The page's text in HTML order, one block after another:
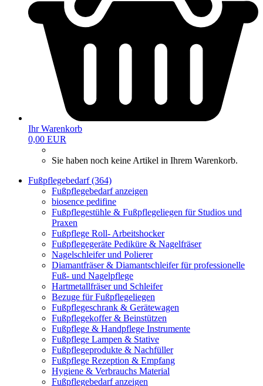
Ihr Warenkorb
0,00 EUR
Sie haben noch keine Artikel in Ihrem Warenkorb.
Fußpflegebedarf (364)
Fußpflegebedarf anzeigen
biosence pedifine
Fußpflegestühle & Fußpflegeliegen für Studios und
Praxen
Fußpflege Roll- Arbeitshocker
Fußpflegegeräte Pediküre & Nagelfräser
Nagelschleifer und Polierer
Diamantfräser & Diamantschleifer für professionelle
Fuß- und Nagelpflege
Hartmetallfräser und Schleifer
Bezuge für Fußpflegeliegen
Fußpflegeschrank & Gerätewagen
Fußpflegekoffer & Beinstützen
Fußpflege & Handpflege Instrumente
Fußpflege Lampen & Stative
Fußpflegeprodukte & Nachfüller
Fußpflege Rezeption & Empfang
Hygiene & Verbrauchs Material
Fußpflegebedarf anzeigen